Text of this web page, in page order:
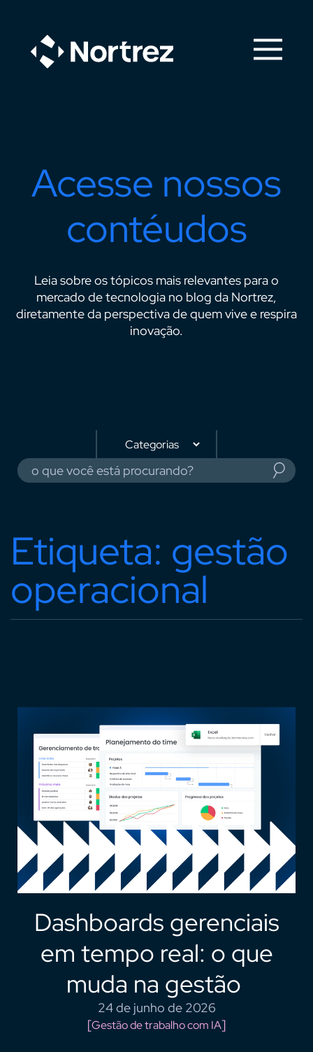
Acesse nossos
contéudos
Leia sobre os tópicos mais relevantes para o
mercado de tecnologia no blog da Nortrez,
diretamente da perspectiva de quem vive e respira
inovação.
Etiqueta: gestão
operacional
Dashboards gerenciais
em tempo real: o que
muda na gestão
24 de junho de 2026
Gestão de trabalho com IA